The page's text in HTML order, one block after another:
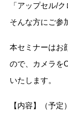
「アップセル/
そんな方にご参
本セミナーはお
ので、カメラを
いたします。
【内容】（予定）